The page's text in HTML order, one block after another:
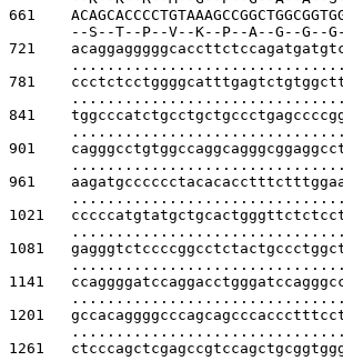
661
--S--T--P--V--K--P--A--G--
721
781
841
901
961
1021
1081
1141
1201
1261